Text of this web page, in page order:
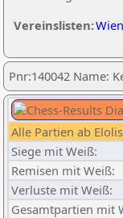
Vereinslisten:Wien
Pnr:140042 Name:
Alle Partien ab
Siege mit Weiß:
Remisen mit Weiß:
Verluste mit Weiß:
Gesamtpartien mit